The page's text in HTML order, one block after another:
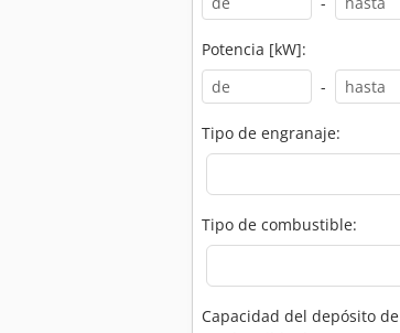
Potencia [kW]:
-
Tipo de engranaje:
Tipo de combustible:
Capacidad del depósito de